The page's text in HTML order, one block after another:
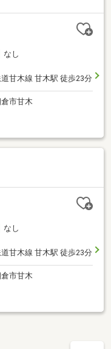
なし
甘木線 甘木駅 徒歩23分
市甘木
なし
甘木線 甘木駅 徒歩23分
市甘木